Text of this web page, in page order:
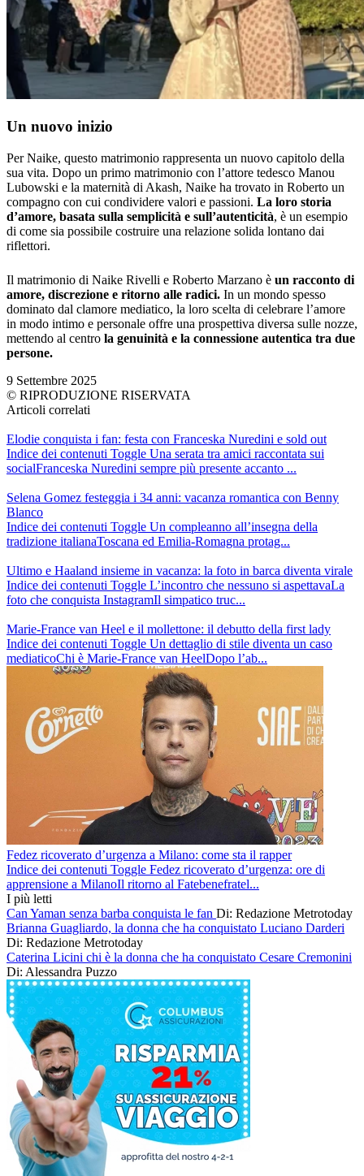
Un nuovo inizio
Per Naike, questo matrimonio rappresenta un nuovo capitolo della
sua vita. Dopo un primo matrimonio con l’attore tedesco Manou
Lubowski e la maternità di Akash, Naike ha trovato in Roberto un
compagno con cui condividere valori e passioni. La loro storia
d’amore, basata sulla semplicità e sull’autenticità, è un esempio
di come sia possibile costruire una relazione solida lontano dai
riflettori.
Il matrimonio di Naike Rivelli e Roberto Marzano è un racconto di
amore, discrezione e ritorno alle radici. In un mondo spesso
dominato dal clamore mediatico, la loro scelta di celebrare l’amore
in modo intimo e personale offre una prospettiva diversa sulle nozze,
mettendo al centro la genuinità e la connessione autentica tra due
persone.
9 Settembre 2025
© RIPRODUZIONE RISERVATA
Articoli correlati
Elodie conquista i fan: festa con Franceska Nuredini e sold out
Indice dei contenuti Toggle Una serata tra amici raccontata sui
socialFranceska Nuredini sempre più presente accanto ...
Selena Gomez festeggia i 34 anni: vacanza romantica con Benny
Blanco
Indice dei contenuti Toggle Un compleanno all’insegna della
tradizione italianaToscana ed Emilia-Romagna protag...
Ultimo e Haaland insieme in vacanza: la foto in barca diventa virale
Indice dei contenuti Toggle L’incontro che nessuno si aspettavaLa
foto che conquista InstagramIl simpatico truc...
Marie-France van Heel e il mollettone: il debutto della first lady
Indice dei contenuti Toggle Un dettaglio di stile diventa un caso
mediaticoChi è Marie-France van HeelDopo l’ab...
Fedez ricoverato d’urgenza a Milano: come sta il rapper
Indice dei contenuti Toggle Fedez ricoverato d’urgenza: ore di
apprensione a MilanoIl ritorno al Fatebenefratel...
I più letti
Can Yaman senza barba conquista le fan Di: Redazione Metrotoday
Brianna Guagliardo, la donna che ha conquistato Luciano Darderi
Di: Redazione Metrotoday
Caterina Licini chi è la donna che ha conquistato Cesare Cremonini
Di: Alessandra Puzzo